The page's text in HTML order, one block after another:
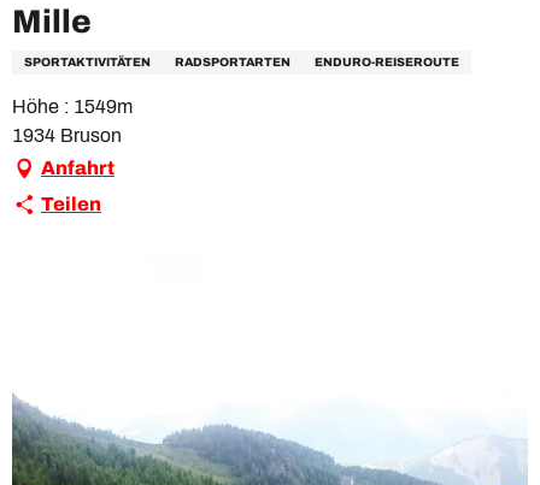
Mille
SPORTAKTIVITÄTEN RADSPORTARTEN ENDURO-REISEROUTE
Höhe : 1549m
1934 Bruson
Anfahrt
Teilen